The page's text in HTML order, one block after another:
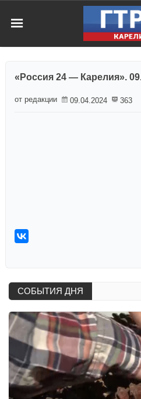
«Россия 24 — Карелия».
от редакции 09.04.2024 363
СОБЫТИЯ ДНЯ